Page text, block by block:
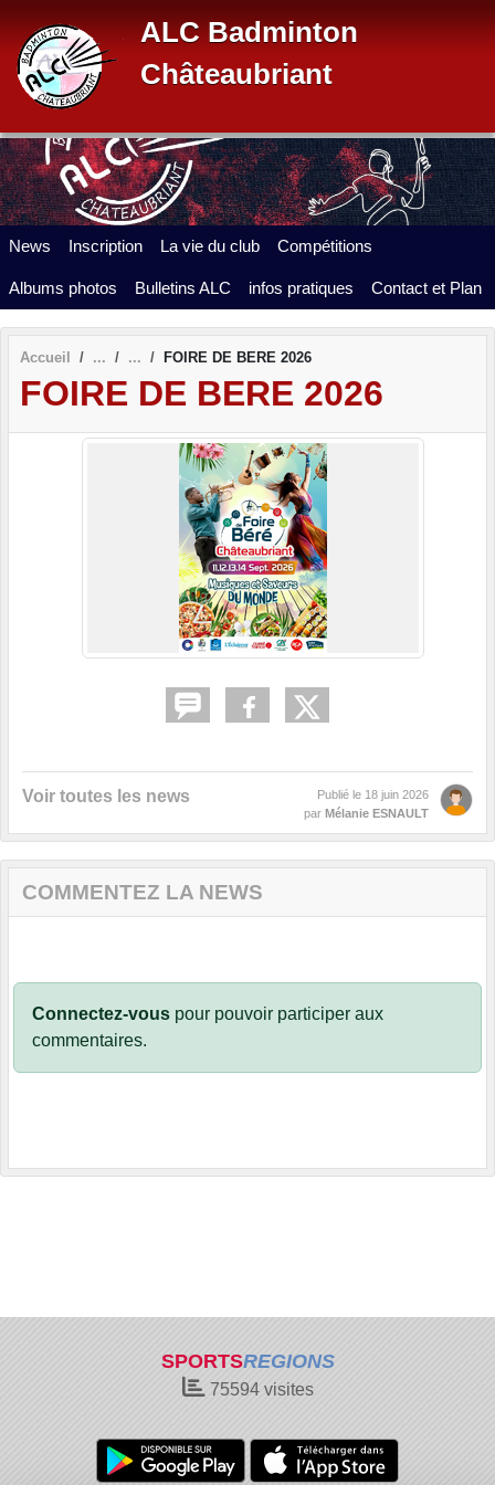
ALC Badminton
Châteaubriant
News Inscription La vie du club Compétitions
Albums photos Bulletins ALC infos pratiques Contact et Plan
Accueil FOIRE DE BERE 2026
FOIRE DE BERE 2026
Voir toutes les news Publié le 18 juin 2026
par Mélanie ESNAULT
COMMENTEZ LA NEWS
Connectez-vous pour pouvoir participer aux
commentaires.
SPORTSREGIONS
75594visites